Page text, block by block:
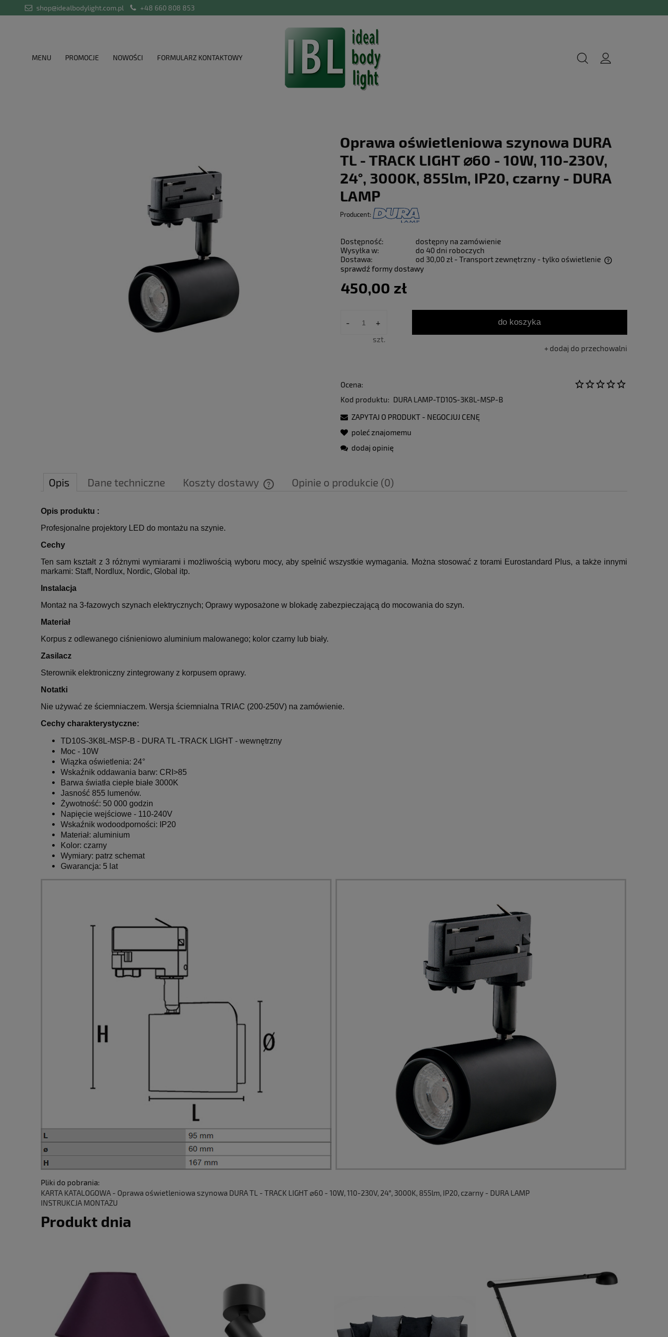
shop@idealbodylight.com.pl +48 660 808 853
MENU PROMOCJE NOWOŚCI FORMULARZ KONTAKTOWY
Oprawa oświetleniowa szynowa DURA
TL - TRACK LIGHT ⌀60 - 10W, 110-230V,
24°, 3000K, 855lm, IP20, czarny - DURA
LAMP
Producent:
Dostępność:
dostępny na zamówienie
Wysyłka w:
do 40 dni roboczych
Dostawa:
od 30,00 zł - Transport zewnętrzny - tylko oświetlenie
sprawdź formy dostawy
450,00 zł
- +
szt.
do koszyka
dodaj do przechowalni
Ocena:
Kod produktu: DURA LAMP-TD10S-3K8L-MSP-B
ZAPYTAJ O PRODUKT - NEGOCJUJ CENĘ
poleć znajomemu
dodaj opinię
Opis Dane techniczne Koszty dostawy Opinie o produkcie (0)
Opis produktu :
Profesjonalne projektory LED do montażu na szynie.
Cechy
Ten sam kształt z 3 różnymi wymiarami i możliwością wyboru mocy, aby spełnić wszystkie wymagania. Można stosować z torami Eurostandard Plus, a także innymi
markami: Staff, Nordlux, Nordic, Global itp.
Instalacja
Montaż na 3-fazowych szynach elektrycznych; Oprawy wyposażone w blokadę zabezpieczającą do mocowania do szyn.
Materiał
Korpus z odlewanego ciśnieniowo aluminium malowanego; kolor czarny lub biały.
Zasilacz
Sterownik elektroniczny zintegrowany z korpusem oprawy.
Notatki
Nie używać ze ściemniaczem. Wersja ściemnialna TRIAC (200-250V) na zamówienie.
Cechy charakterystyczne:
TD10S-3K8L-MSP-B - DURA TL -TRACK LIGHT - wewnętrzny
Moc - 10W
Wiązka oświetlenia: 24°
Wskaźnik oddawania barw: CRI>85
Barwa światła ciepłe białe 3000K
Jasność 855 lumenów.
Żywotność: 50 000 godzin
Napięcie wejściowe - 110-240V
Wskaźnik wodoodporności: IP20
Materiał: aluminium
Kolor: czarny
Wymiary: patrz schemat
Gwarancja: 5 lat
Pliki do pobrania:
KARTA KATALOGOWA - Oprawa oświetleniowa szynowa DURA TL - TRACK LIGHT ⌀60 - 10W, 110-230V, 24°, 3000K, 855lm, IP20, czarny - DURA LAMP
INSTRUKCJA MONTAŻU
Produkt dnia